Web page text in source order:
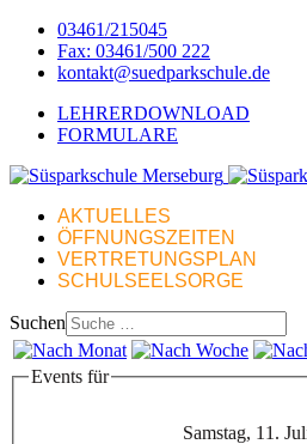
03461/215045
Fax: 03461/500 222
kontakt@suedparkschule.de
LEHRERDOWNLOAD
FORMULARE
AKTUELLES
ÖFFNUNGSZEITEN
VERTRETUNGSPLAN
SCHULSEELSORGE
Suchen
Events für
Samstag, 11.